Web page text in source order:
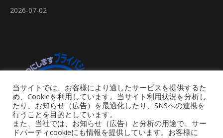
2026-07-02
当サイトでは、お客様により適したサービスを提供するた
め、Cookieを利用しています。当サイト利用状況を分析し
たり、お知らせ（広告）を最適化したり、SNSへの連携を
行うことを目的としています。
また、当社では、お知らせ（広告）と分析の用途で、サー
ドパーティcookieにも情報を提供しています。お客様に